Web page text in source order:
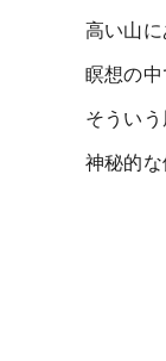
高い山
瞑想の
そうい
神秘的な